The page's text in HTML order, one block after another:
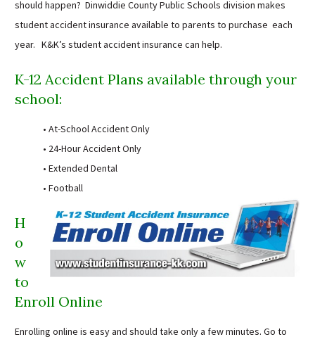
Sutherland Elementary
SmartFind Express Staff
should happen? Dinwiddie County Public Schools division makes
student accident insurance available to parents to purchase each
year. K&K’s student accident insurance can help.
K-12 Accident Plans available through your
school:
• At-School Accident Only
• 24-Hour Accident Only
• Extended Dental
• Football
H
o
w
to
Enroll Online
Enrolling online is easy and should take only a few minutes. Go to